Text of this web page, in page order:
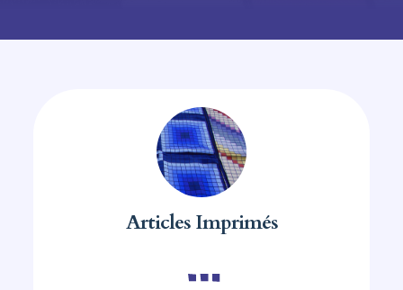
Articles Imprimés